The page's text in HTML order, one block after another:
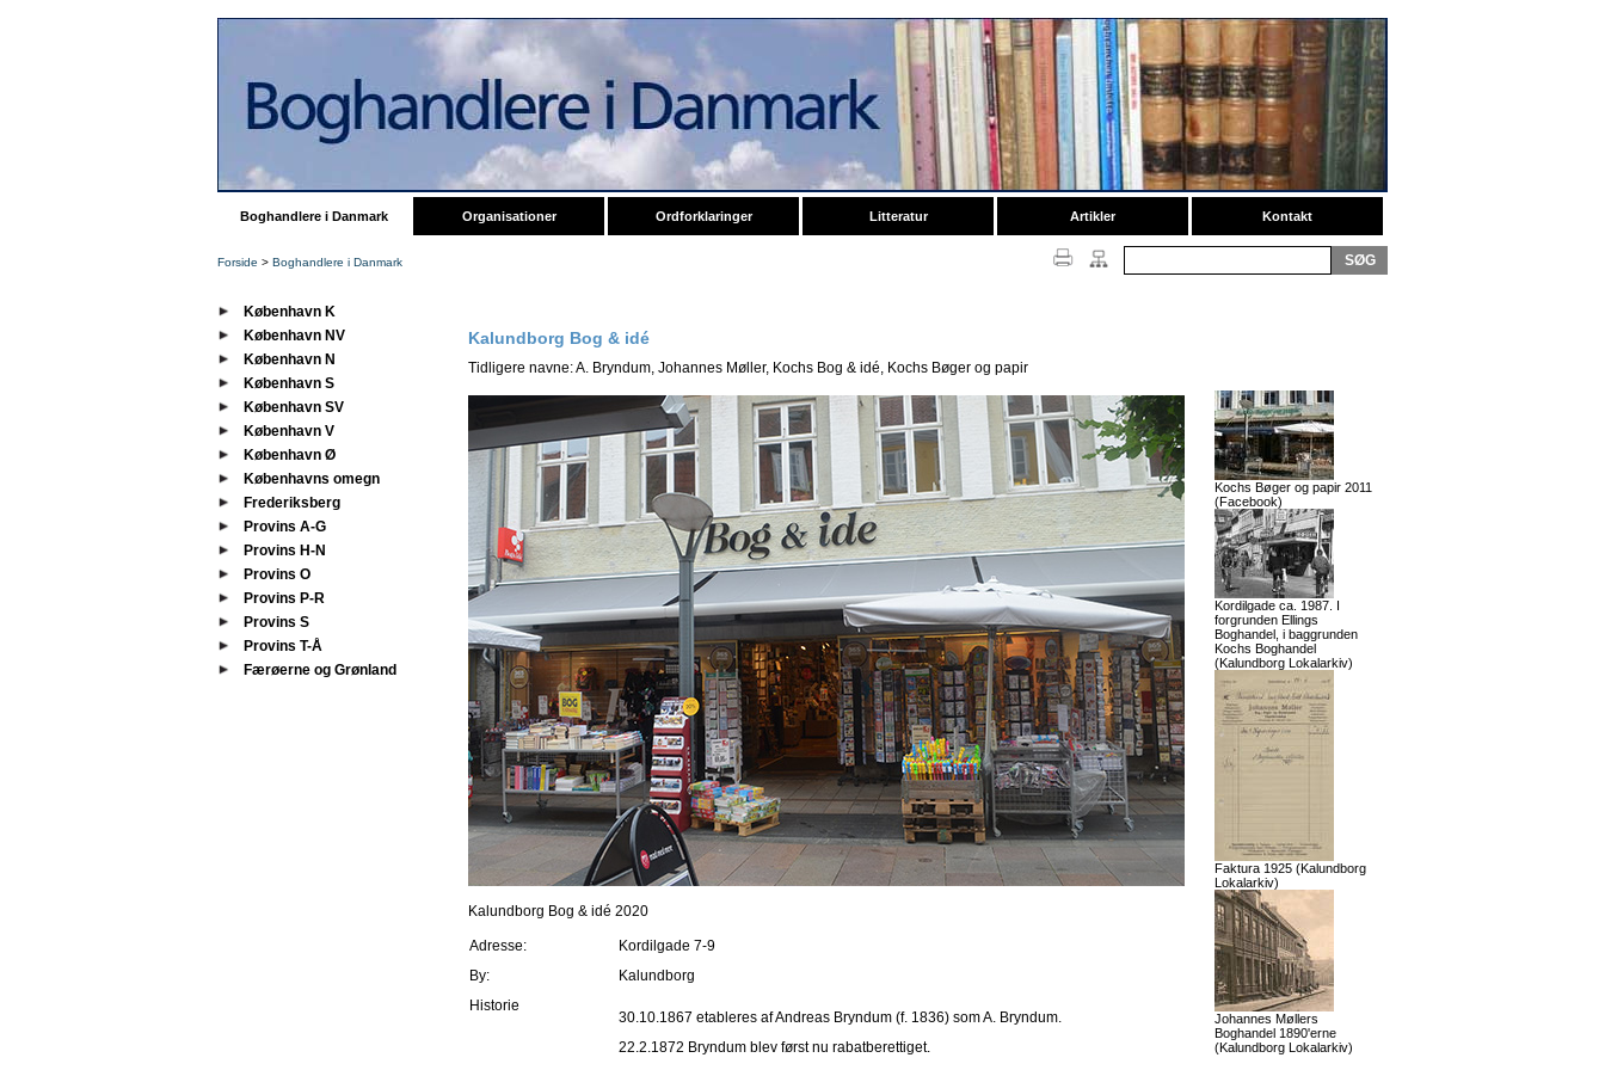
Boghandlere i Danmark Organisationer Ordforklaringer Litteratur Artikler Kontakt
Forside > Boghandlere i Danmark
København K
København NV
København N
København S
København SV
København V
København Ø
Københavns omegn
Frederiksberg
Provins A-G
Provins H-N
Provins O
Provins P-R
Provins S
Provins T-Å
Færøerne og Grønland
Kalundborg Bog & idé
Tidligere navne: A. Bryndum, Johannes Møller, Kochs Bog & idé, Kochs Bøger og papir
Kochs Bøger og papir 2011
(Facebook)
Kordilgade ca. 1987. I
forgrunden Ellings
Boghandel, i baggrunden
Kochs Boghandel
(Kalundborg Lokalarkiv)
Faktura 1925 (Kalundborg
Lokalarkiv)
Johannes Møllers
Boghandel 1890'erne
(Kalundborg Lokalarkiv)
Kalundborg Bog & idé 2020
Adresse:
Kordilgade 7-9
By:
Kalundborg
Historie
30.10.1867 etableres af Andreas Bryndum (f. 1836) som A. Bryndum.
22.2.1872 Bryndum blev først nu rabatberettiget.